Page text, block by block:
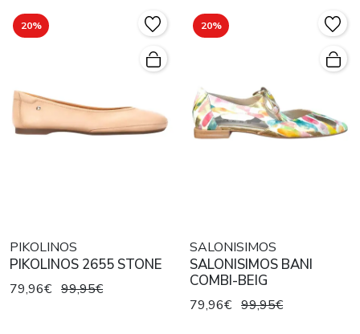
20%
PIKOLINOS
PIKOLINOS 2655 STONE
79,96€ 99,95€
20%
SALONISIMOS
SALONISIMOS BANI
COMBI-BEIG
79,96€ 99,95€